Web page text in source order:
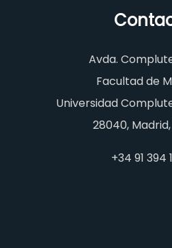
Avda.
Facultad de
Universidad
28040,
+34 91 394